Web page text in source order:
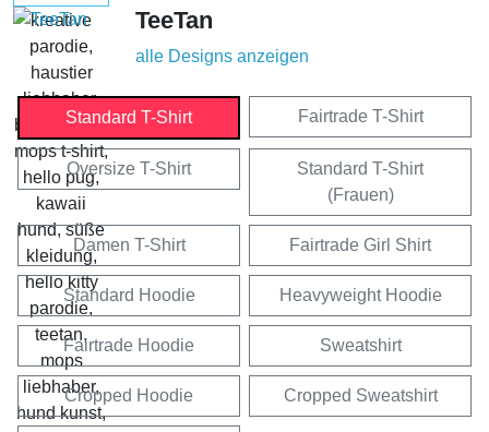
TeeTan
alle Designs anzeigen
Standard T-Shirt Fairtrade T-Shirt
Oversize T-Shirt
Standard T-Shirt
(Frauen)
Damen T-Shirt Fairtrade Girl Shirt
Standard Hoodie Heavyweight Hoodie
Fairtrade Hoodie Sweatshirt
Cropped Hoodie Cropped Sweatshirt